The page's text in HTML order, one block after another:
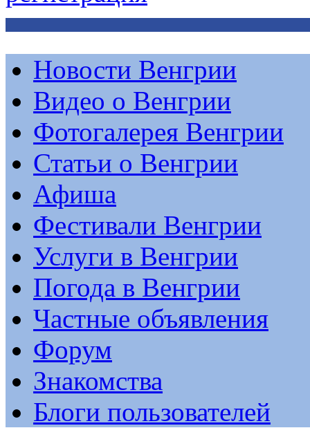
Новости Венгрии
Видео о Венгрии
Фотогалерея Венгрии
Статьи о Венгрии
Афиша
Фестивали Венгрии
Услуги в Венгрии
Погода в Венгрии
Частные объявления
Форум
Знакомства
Блоги пользователей